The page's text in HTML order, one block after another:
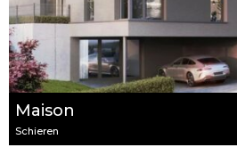
Maison
Schieren